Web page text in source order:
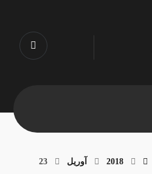
2018 آوریل 23